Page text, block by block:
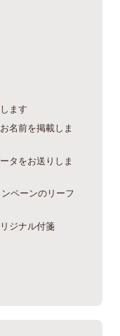
ます
名前を掲載しま
タをお送りしま
ペーンのリーフ
ジナル付箋